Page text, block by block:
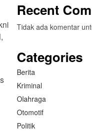
Recent
Tidak ada komentar
Categories
Berita
Kriminal
Olahraga
Otomotif
Politik